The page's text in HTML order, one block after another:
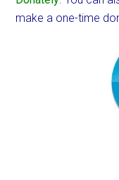
make a one-time